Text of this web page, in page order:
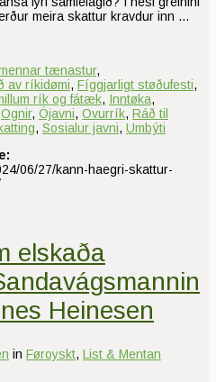
meira skattur kravdur inn …
tænastur,
av ríkidømi, Fíggjarligt støðufesti,
rík og fátæk, Inntøka,
Ognir, Ójavni, Ovurrík, Ráð til
, Sosialur javni, Umbýti
06/27/kann-haegri-skattur-
elskaða
Heinesen
in Føroyskt, List & Mentan